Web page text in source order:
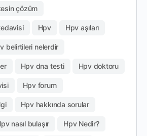
çözüm
Hpv Hpv aşıları
belirtileri nelerdir
Hpv dna testi Hpv doktoru
Hpv forum
Hpv hakkında sorular
nasıl bulaşır Hpv Nedir?